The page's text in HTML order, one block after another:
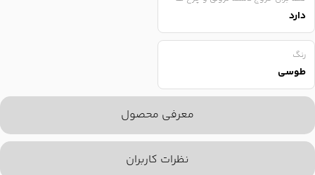
معرفی محصول
نظرات کاربران
دارد
رنگ
طوسی